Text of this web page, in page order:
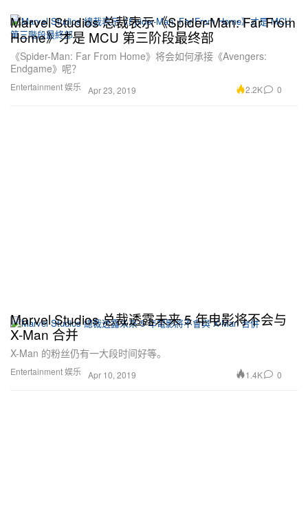
Entertainment 娱乐
Marvel Studios 总裁表示《Spider-Man: Far From
Home》才是 MCU 第三阶段最终部
《Spider-Man: Far From Home》将会如何承接《Avengers:
Endgame》呢？
Apr 23, 2019 2.2K 0
Entertainment 娱乐
Marvel Studios 总裁透露未来 5 年电影将不会与
X-Man 合并
X-Man 的粉丝仍有一大段时间好等。
Apr 10, 2019 1.4K 0